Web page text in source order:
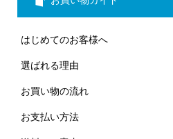
はじめてのお客様へ
選ばれる理由
お買い物の流れ
お支払い方法